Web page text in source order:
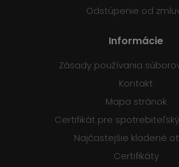
Odstúpenie od
Informácie
Zásady používania
Kontakt
Mapa stránok
Certifikát pre
Najčastejšie kladené
Certifikáty